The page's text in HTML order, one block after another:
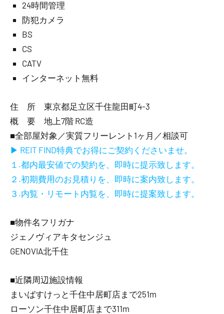
24時間管理
防犯カメラ
BS
CS
CATV
インターネット無料
住 所 東京都足立区千住龍田町4-3
概 要 地上7階 RC造
■全部屋対象／実質フリーレント1ヶ月／相談可
▶ REIT FIND特典でお得にご契約くださいませ。
１.都内最安値での契約を、即時に提示致します。
２.初期費用のお見積りを、即時に案内致します。
３.内覧・リモート内覧を、即時に提案致します。
■物件名フリガナ
ジェノヴィアキタセンジュ
GENOVIA北千住
■近隣周辺施設情報
まいばすけっと千住中居町店まで251m
ローソン千住中居町店まで311m